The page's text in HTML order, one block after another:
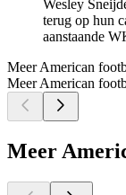
Wesley
terug op hun
aanstaande
Meer American
Meer American
Meer